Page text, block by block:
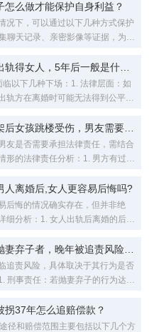
么做才能保护自身利益？
况下，可以通过以下几种方式保护
聊天记录、亲密影像等证据，为财
以下几种下场：1. 法律层面：如
轨方在离婚时可能无法得到公平的
友是否需要承担法律责任，需结合
形的法律责任分析：1. 男方有过错
人离婚后,女人更容易后悔吗?
后悔的情况确实存在，但并非绝
细分析：1. 女人出轨后离婚的后悔
追责风险，具体取决于其行为是否
刑事责任：若抛妻弃子的行为达到
拐37年怎么追赔偿款？
径和赔偿范围主要包括以下几个方